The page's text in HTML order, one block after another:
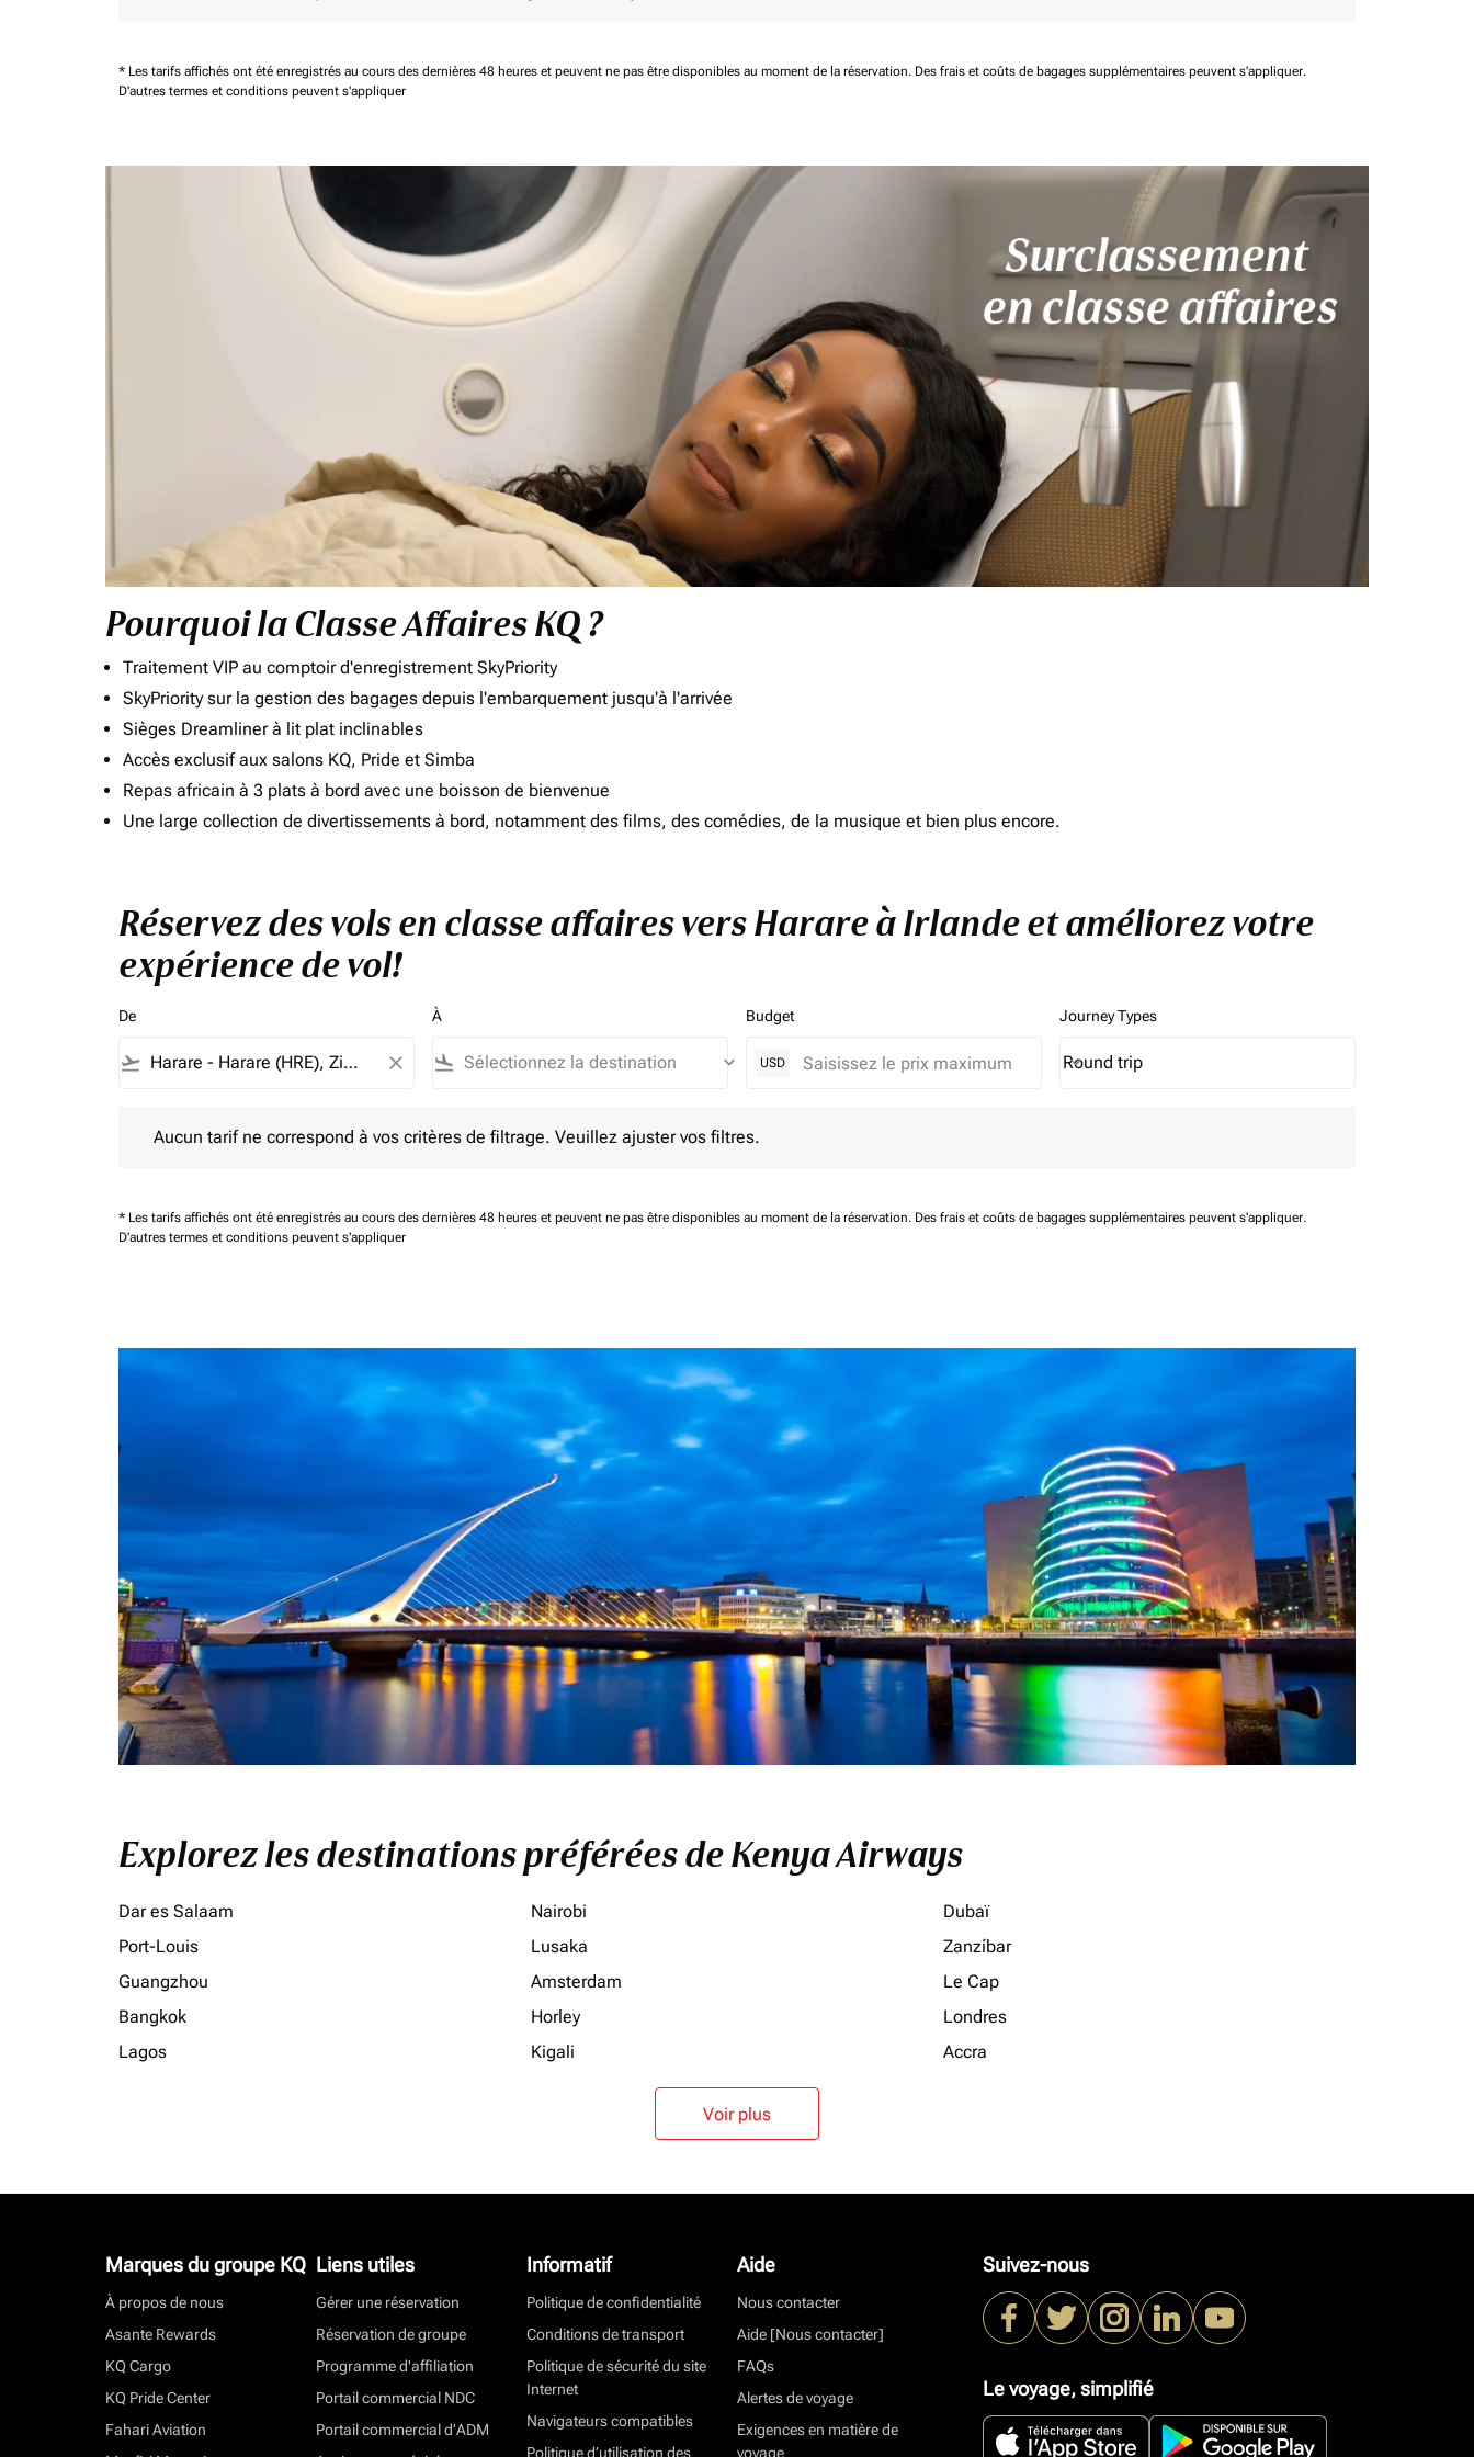
* Les tarifs affichés ont été enregistrés au cours des dernières 48 heures et peuvent ne pas être disponibles au moment de la réservation. Des frais et coûts de bagages supplémentaires peuvent s'appliquer.
D'autres termes et conditions peuvent s'appliquer
Pourquoi la Classe Affaires KQ ?
Traitement VIP au comptoir d'enregistrement SkyPriority
SkyPriority sur la gestion des bagages depuis l'embarquement jusqu'à l'arrivée
Sièges Dreamliner à lit plat inclinables
Accès exclusif aux salons KQ, Pride et Simba
Repas africain à 3 plats à bord avec une boisson de bienvenue
Une large collection de divertissements à bord, notamment des films, des comédies, de la musique et bien plus encore.
Réservez des vols en classe affaires vers Harare à Irlande et améliorez votre
expérience de vol!
De
flight_takeoff close
À
flight_land keyboard_arrow_down
Budget
USD
Journey Types
Journey Types option Round trip Selected
Round trip
keyboard_arrow_down
Aucun tarif ne correspond à vos critères de filtrage. Veuillez ajuster vos filtres.
* Les tarifs affichés ont été enregistrés au cours des dernières 48 heures et peuvent ne pas être disponibles au moment de la réservation. Des frais et coûts de bagages supplémentaires peuvent s'appliquer.
D'autres termes et conditions peuvent s'appliquer
Explorez les destinations préférées de Kenya Airways
Dar es Salaam Nairobi
Dubaï
Port-Louis
Lusaka
Zanzíbar
Guangzhou
Amsterdam
Le Cap
Bangkok
Horley
Londres
Lagos
Kigali Accra
Voir plus
Marques du groupe KQ
À propos de nous
Asante Rewards
KQ Cargo
KQ Pride Center
Fahari Aviation
Liens utiles
Gérer une réservation
Réservation de groupe
Programme d'affiliation
Portail commercial NDC
Portail commercial d’ADM
Informatif
Politique de confidentialité
Conditions de transport
Politique de sécurité du site
Internet
Navigateurs compatibles
Politique d’utilisation des
Aide
Nous contacter
Aide [Nous contacter]
FAQs
Alertes de voyage
Exigences en matière de
voyage
Suivez-nous
Le voyage, simplifié